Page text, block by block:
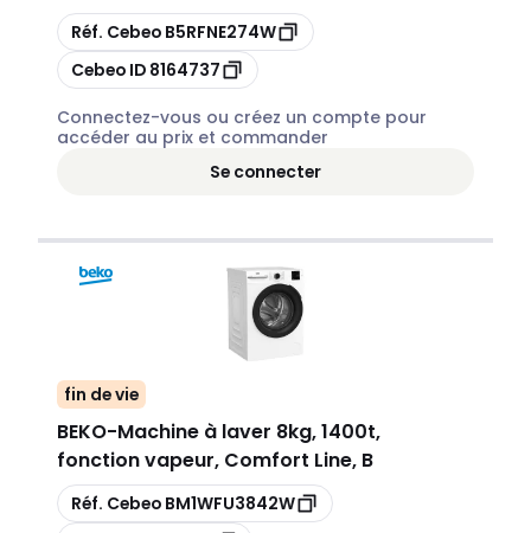
Copier
Réf. Cebeo B5RFNE274W
Copier
Cebeo ID 8164737
Connectez-vous ou créez un compte pour
accéder au prix et commander
Se connecter
fin de vie
BEKO-Machine à laver 8kg, 1400t,
fonction vapeur, Comfort Line, B
Copier
Réf. Cebeo BM1WFU3842W